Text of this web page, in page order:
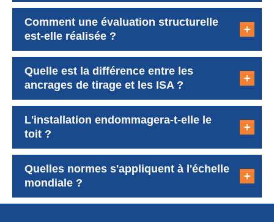
Comment une évaluation structurelle
est-elle réalisée ?
Quelle est la différence entre les
ancrages de tirage et les ISA ?
L'installation endommagera-t-elle le
toit ?
Quelles normes s'appliquent à l'échelle
mondiale ?